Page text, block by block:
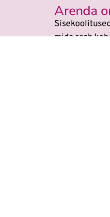
Arenda
mida saab